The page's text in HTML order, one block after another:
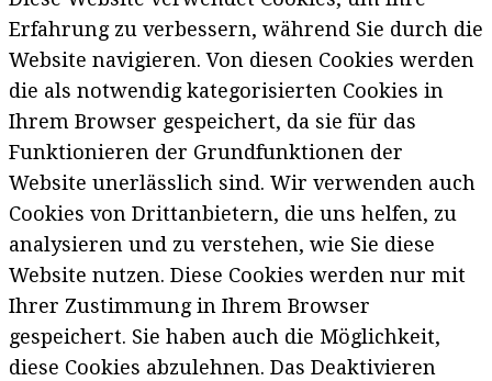
Erfahrung zu verbessern, während Sie durch die
Website navigieren. Von diesen Cookies werden
die als notwendig kategorisierten Cookies in
Ihrem Browser gespeichert, da sie für das
Funktionieren der Grundfunktionen der
Website unerlässlich sind. Wir verwenden auch
Cookies von Drittanbietern, die uns helfen, zu
analysieren und zu verstehen, wie Sie diese
Website nutzen. Diese Cookies werden nur mit
Ihrer Zustimmung in Ihrem Browser
gespeichert. Sie haben auch die Möglichkeit,
diese Cookies abzulehnen. Das Deaktivieren